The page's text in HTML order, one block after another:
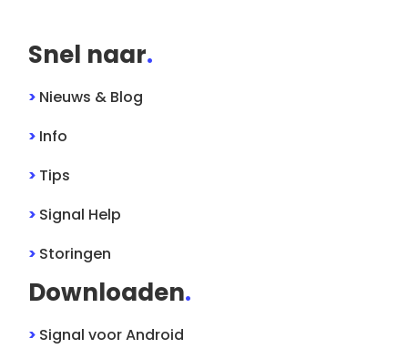
Snel naar.
> Nieuws & Blog
> Info
> Tips
> Signal Help
> Storingen
Downloaden.
> SignalvoorAndroid